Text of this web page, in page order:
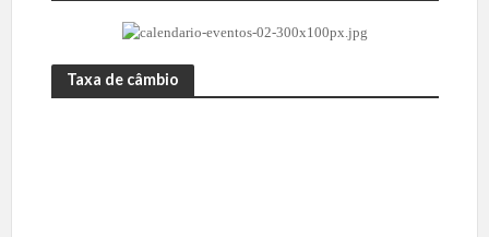
Taxa de câmbio